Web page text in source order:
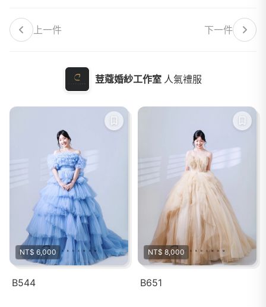
上一件 下一件
荳蔻婚紗工作室 人氣禮服
NT$ 6,000
B544
NT$ 8,000
B651